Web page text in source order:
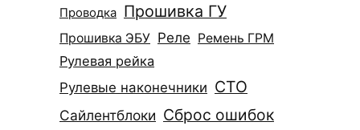
Проводка Прошивка ГУ
Прошивка ЭБУ Реле Ремень ГРМ
Рулевая рейка
Рулевые наконечники СТО
Сайлентблоки Сброс ошибок